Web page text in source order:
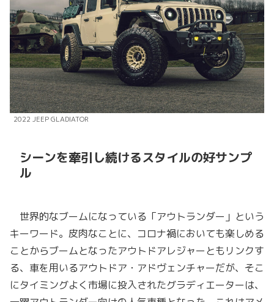
2022 JEEP GLADIATOR
シーンを牽引し続けるスタイルの好サンプ
ル
世界的なブームになっている「アウトランダー」という
キーワード。皮肉なことに、コロナ禍においても楽しめる
ことからブームとなったアウトドアレジャーともリンクす
る、車を用いるアウトドア・アドヴェンチャーだが、そこ
にタイミングよく市場に投入されたグラディエーターは、